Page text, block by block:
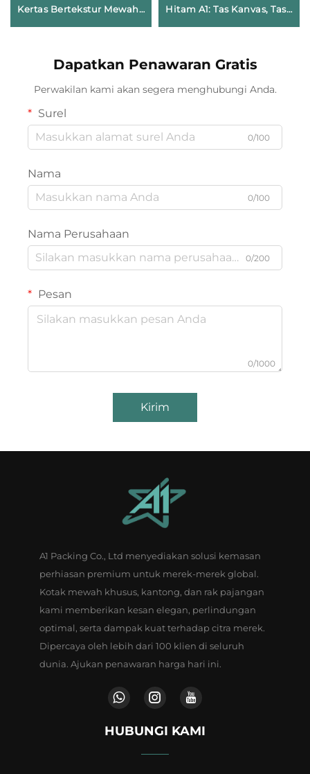
Kertas Bertekstur Mewah
Pita Berbentuk Simpul
untuk Kotak Kalung dan
Hitam A1: Tas Kanvas, Tas
untuk Penyimpanan
Perhiasan
Dapatkan Penawaran Gratis
Perwakilan kami akan segera menghubungi Anda.
Surel
0/100
Nama
0/100
Nama Perusahaan
0/200
Pesan
0/1000
Kirim
A1 Packing Co., Ltd menyediakan solusi kemasan
perhiasan premium untuk merek-merek global.
Kotak mewah khusus, kantong, dan rak pajangan
kami memberikan kesan elegan, perlindungan
optimal, serta dampak kuat terhadap citra merek.
Dipercaya oleh lebih dari 100 klien di seluruh
dunia. Ajukan penawaran harga hari ini.
HUBUNGI KAMI